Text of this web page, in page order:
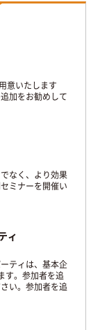
意いたします
加をお勧めして
なく、より効果
ミナーを開催い
ィ
ティは、基本企
す。参加者を追
い。参加者を追